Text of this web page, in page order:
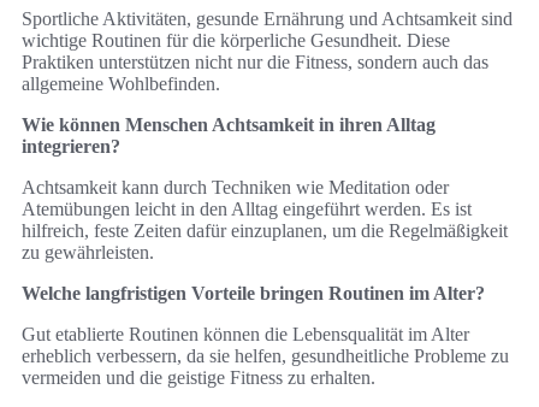
Sportliche Aktivitäten, gesunde Ernährung und Achtsamkeit sind
wichtige Routinen für die körperliche Gesundheit. Diese
Praktiken unterstützen nicht nur die Fitness, sondern auch das
allgemeine Wohlbefinden.
Wie können Menschen Achtsamkeit in ihren Alltag
integrieren?
Achtsamkeit kann durch Techniken wie Meditation oder
Atemübungen leicht in den Alltag eingeführt werden. Es ist
hilfreich, feste Zeiten dafür einzuplanen, um die Regelmäßigkeit
zu gewährleisten.
Welche langfristigen Vorteile bringen Routinen im Alter?
Gut etablierte Routinen können die Lebensqualität im Alter
erheblich verbessern, da sie helfen, gesundheitliche Probleme zu
vermeiden und die geistige Fitness zu erhalten.